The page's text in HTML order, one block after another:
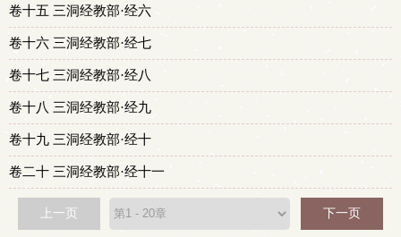
卷十五 三洞经教部·经六
卷十六 三洞经教部·经七
卷十七 三洞经教部·经八
卷十八 三洞经教部·经九
卷十九 三洞经教部·经十
卷二十 三洞经教部·经十一
上一页 下一页